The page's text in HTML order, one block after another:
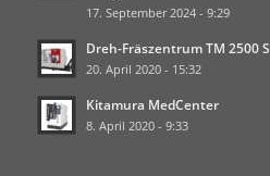
17. September 2024 - 9:29
Dreh-Fräszentrum TM 2500 S
20. April 2020 - 15:32
Kitamura MedCenter
8. April 2020 - 9:33